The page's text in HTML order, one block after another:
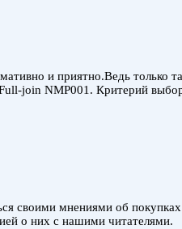
и приятно.Ведь
join NMP001. Критерий
своими мнениями об
о них с нашими читателями.